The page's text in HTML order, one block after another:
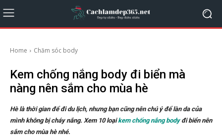
Home Chăm sóc body
Kem chống nắng body đi biển mà
nàng nên sắm cho mùa hè
Hè là thời gian để đi du lịch, nhưng bạn cũng nên chú ý để làn da của
mình không bị cháy nắng. Xem 10 loạikem chống nắng bodyđi biển nên
sắm cho mùa hè nhé.